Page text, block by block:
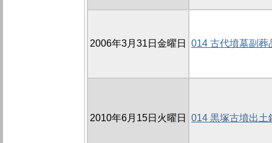
2006年3月31日金曜日 014 古代墳墓副葬
2010年6月15日火曜日 014 黒塚古墳出土